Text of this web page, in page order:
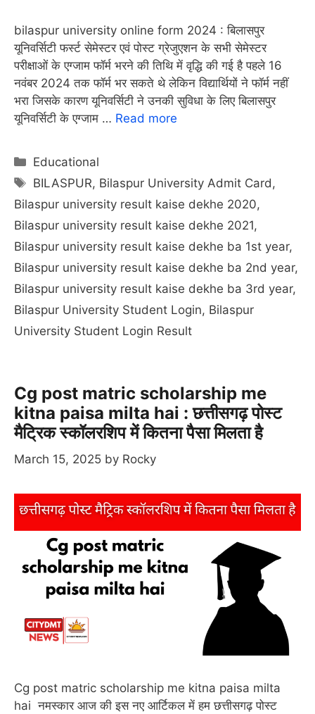
bilaspur university online form 2024 : बिलासपुर
यूनिवर्सिटी फर्स्ट सेमेस्टर एवं पोस्ट ग्रेजुएशन के सभी सेमेस्टर
परीक्षाओं के एग्जाम फॉर्म भरने की तिथि में वृद्धि की गई है पहले 16
नवंबर 2024 तक फॉर्म भर सकते थे लेकिन विद्यार्थियों ने फॉर्म नहीं
भरा जिसके कारण यूनिवर्सिटी ने उनकी सुविधा के लिए बिलासपुर
यूनिवर्सिटी के एग्जाम … Read more
Categories
Educational
Tags
BILASPUR, Bilaspur University Admit Card ,
Bilaspur university result kaise dekhe 2020,
Bilaspur university result kaise dekhe 2021,
Bilaspur university result kaise dekhe ba 1st year,
Bilaspur university result kaise dekhe ba 2nd year,
Bilaspur university result kaise dekhe ba 3rd year,
Bilaspur University Student Login, Bilaspur
University Student Login Result
Cg post matric scholarship me
kitna paisa milta hai : छत्तीसगढ़ पोस्ट
मैट्रिक स्कॉलरशिप में कितना पैसा मिलता है
March 15, 2025 by Rocky
Cg post matric scholarship me kitna paisa milta
hai नमस्कार आज की इस नए आर्टिकल में हम छत्तीसगढ़ पोस्ट